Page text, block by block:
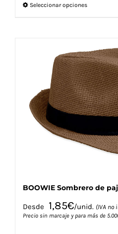
Seleccionar opcionesEste
Las
opciones
se
pueden
elegir
en
página
de
BOOWIE Sombrero de
Desde 1,85€/unid. (IVA no
Precio sin marcaje y para más de